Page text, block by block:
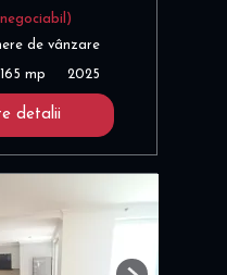
de vânzare
165 mp 2025
detalii